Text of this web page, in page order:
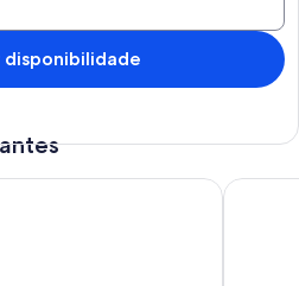
disponibilidade
Dunas. CASA